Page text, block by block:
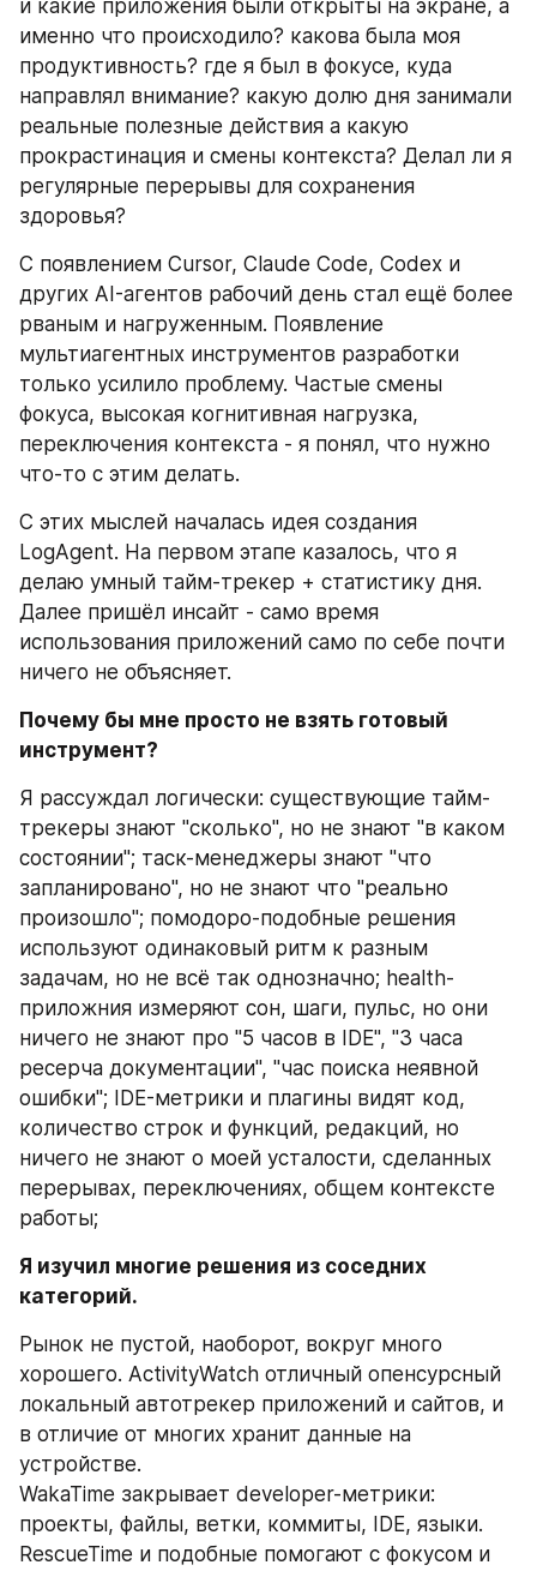
и какие приложения были открыты на экране, а
именно что происходило? какова была моя
продуктивность? где я был в фокусе, куда
направлял внимание? какую долю дня занимали
реальные полезные действия а какую
прокрастинация и смены контекста? Делал ли я
регулярные перерывы для сохранения
здоровья?
С появлением Cursor, Claude Code, Codex и
других AI-агентов рабочий день стал ещё более
рваным и нагруженным. Появление
мультиагентных инструментов разработки
только усилило проблему. Частые смены
фокуса, высокая когнитивная нагрузка,
переключения контекста - я понял, что нужно
что-то с этим делать.
С этих мыслей началась идея создания
LogAgent. На первом этапе казалось, что я
делаю умный тайм-трекер + статистику дня.
Далее пришёл инсайт - само время
использования приложений само по себе почти
ничего не объясняет.
Почему бы мне просто не взять готовый
инструмент?
Я рассуждал логически: существующие тайм-
трекеры знают "сколько", но не знают "в каком
состоянии"; таск-менеджеры знают "что
запланировано", но не знают что "реально
произошло"; помодоро-подобные решения
используют одинаковый ритм к разным
задачам, но не всё так однозначно; health-
приложния измеряют сон, шаги, пульс, но они
ничего не знают про "5 часов в IDE", "3 часа
ресерча документации", "час поиска неявной
ошибки"; IDE-метрики и плагины видят код,
количество строк и функций, редакций, но
ничего не знают о моей усталости, сделанных
перерывах, переключениях, общем контексте
работы;
Я изучил многие решения из соседних
категорий.
Рынок не пустой, наоборот, вокруг много
хорошего. ActivityWatch отличный опенсурсный
локальный автотрекер приложений и сайтов, и
в отличие от многих хранит данные на
устройстве.
WakaTime закрывает developer-метрики:
проекты, файлы, ветки, коммиты, IDE, языки.
RescueTime и подобные помогают с фокусом и